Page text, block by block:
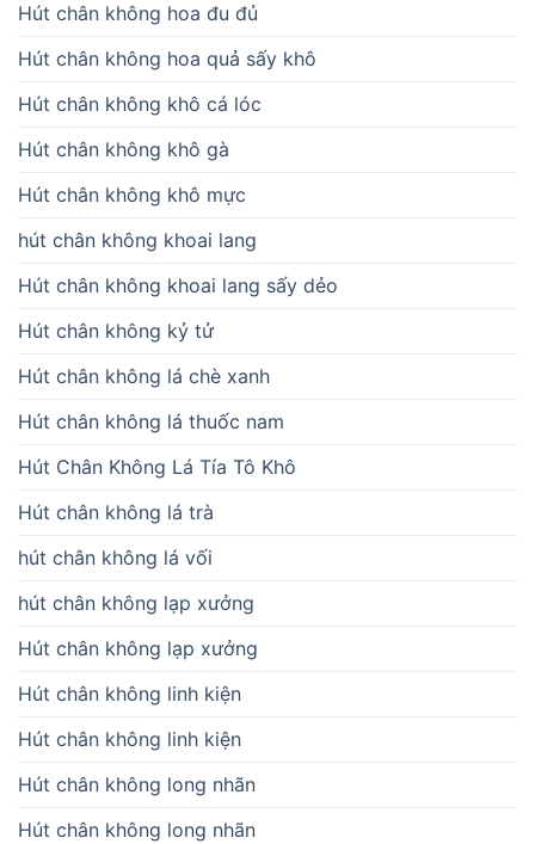
Hút chân không hoa đu đủ
Hút chân không hoa quả sấy khô
Hút chân không khô cá lóc
Hút chân không khô gà
Hút chân không khô mực
hút chân không khoai lang
Hút chân không khoai lang sấy dẻo
Hút chân không kỷ tử
Hút chân không lá chè xanh
Hút chân không lá thuốc nam
Hút Chân Không Lá Tía Tô Khô
Hút chân không lá trà
hút chân không lá vối
hút chân không lạp xưởng
Hút chân không lạp xưởng
Hút chân không linh kiện
Hút chân không linh kiện
Hút chân không long nhãn
Hút chân không long nhãn